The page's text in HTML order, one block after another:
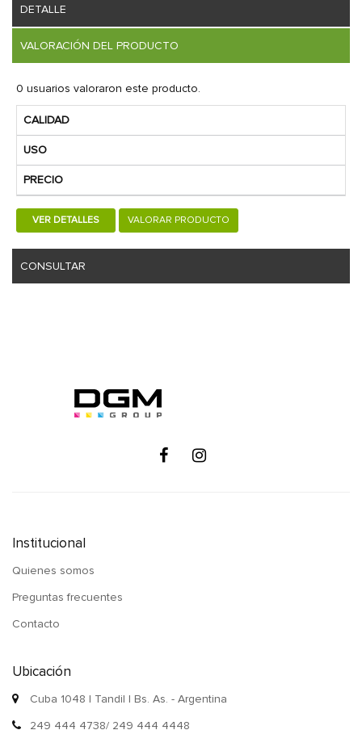
DETALLE
VALORACIÓN DEL PRODUCTO
0 usuarios valoraron este producto.
CALIDAD
USO
PRECIO
VER DETALLES VALORAR PRODUCTO
CONSULTAR
Institucional
Quienes somos
Preguntas frecuentes
Contacto
Ubicación
Cuba 1048 | Tandil | Bs. As. - Argentina
249 444 4738/ 249 444 4448